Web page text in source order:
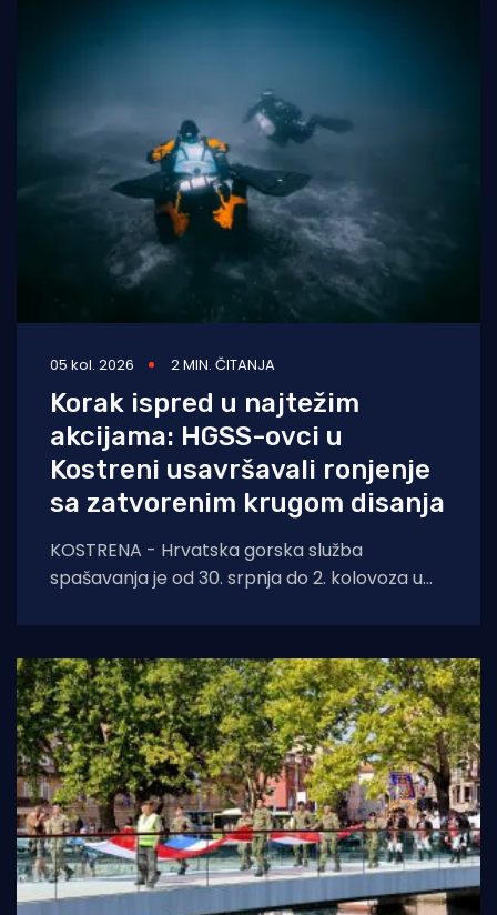
05 kol. 2026 2 MIN. ČITANJA
Korak ispred u najtežim
akcijama: HGSS-ovci u
Kostreni usavršavali ronjenje
sa zatvorenim krugom disanja
KOSTRENA - Hrvatska gorska služba
spašavanja je od 30. srpnja do 2. kolovoza u